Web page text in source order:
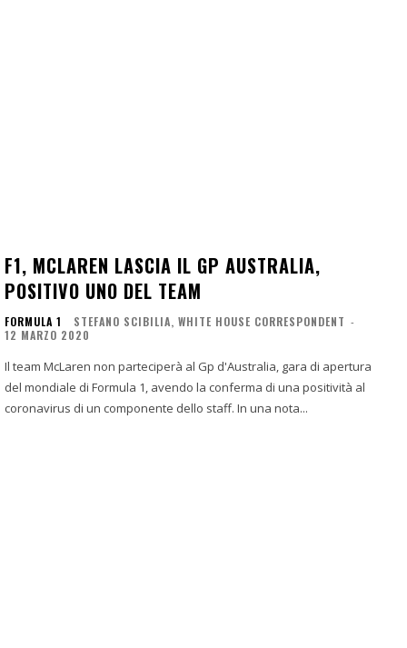
F1, MCLAREN LASCIA IL GP AUSTRALIA,
POSITIVO UNO DEL TEAM
FORMULA 1 STEFANO SCIBILIA, WHITE HOUSE CORRESPONDENT -
12 MARZO 2020
Il team McLaren non parteciperà al Gp d'Australia, gara di apertura
del mondiale di Formula 1, avendo la conferma di una positività al
coronavirus di un componente dello staff. In una nota...